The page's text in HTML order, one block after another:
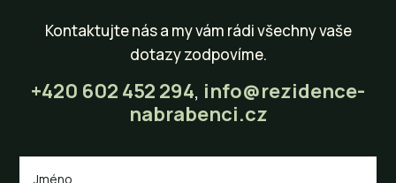
Kontaktujte nás a my vám rádi všechny vaše
dotazy zodpovíme.
+420 602 452 294, info@rezidence-
nabrabenci.cz